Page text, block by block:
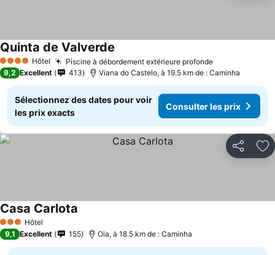
4 Étoiles Hôtel Piscine à débordement extérieure profondeConsulter
Quinta de Valverde
9,2 Excellent 413 Viana do Castelo, à 19.5 km de : Caminha
Sélectionnez des dates pour voir
les prix exacts
Consulter les prix
Partager
3 ÉtoilesHôtel
Casa Carlota
9,1 Excellent 155 Oia, à 18.5 km de : Caminha